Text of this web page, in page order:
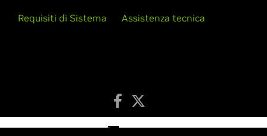
Requisiti di Sistema Assistenza tecnica